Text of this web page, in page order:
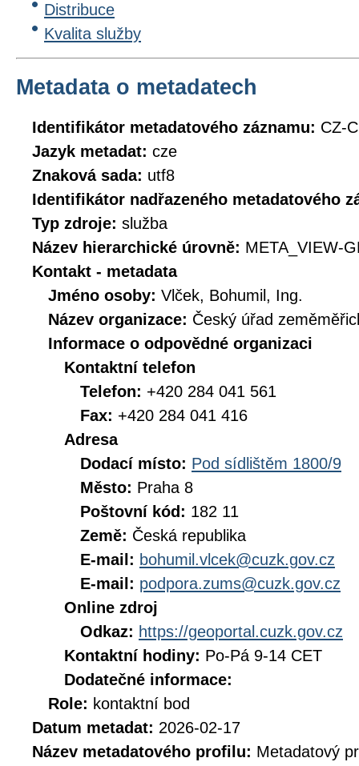
Distribuce
Kvalita služby
Metadata o metadatech
Identifikátor metadatového záznamu: CZ-
Jazyk metadat: cze
Znaková sada: utf8
Identifikátor nadřazeného metadatového
Typ zdroje: služba
Název hierarchické úrovně: META_VIEW-
Kontakt - metadata
Jméno osoby: Vlček, Bohumil, Ing.
Název organizace: Český úřad
Informace o odpovědné organizaci
Kontaktní telefon
Telefon: +420 284 041 561
Fax: +420 284 041 416
Adresa
Dodací místo: Pod sídlištěm 1800/9
Město: Praha 8
Poštovní kód: 182 11
Země: Česká republika
E-mail: bohumil.vlcek@cuzk.gov.cz
E-mail: podpora.zums@cuzk.gov.cz
Online zdroj
Odkaz: https://geoportal.cuzk.gov.cz
Kontaktní hodiny: Po-Pá 9-14 CET
Dodatečné informace:
Role: kontaktní bod
Datum metadat: 2026-02-17
Název metadatového profilu: Metadatový